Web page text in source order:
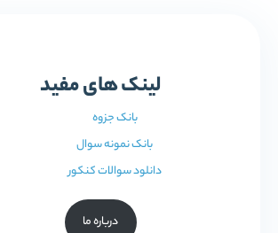
لینک های مفید
بانک جزوه
بانک نمونه سوال
دانلود سوالات کنکور
درباره ما